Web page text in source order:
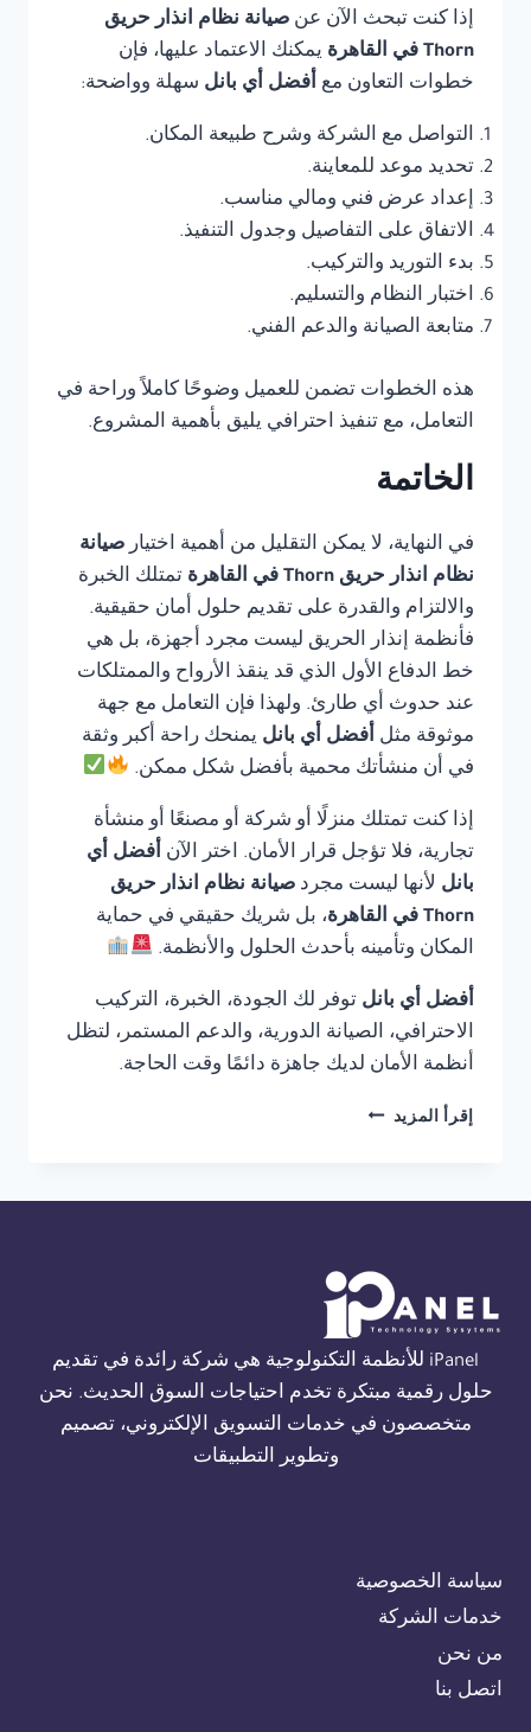
إذا كنت تبحث الآن عن صيانة نظام انذار حريق
Thorn في القاهرة
يمكنك الاعتماد عليها، فإن
خطوات التعاون مع أفضل أي بانل سهلة وواضحة:
التواصل مع الشركة وشرح طبيعة المكان.
تحديد موعد للمعاينة.
إعداد عرض فني ومالي مناسب.
الاتفاق على التفاصيل وجدول التنفيذ.
بدء التوريد والتركيب.
اختبار النظام والتسليم.
متابعة الصيانة والدعم الفني.
هذه الخطوات تضمن للعميل وضوحًا كاملاً وراحة في
التعامل، مع تنفيذ احترافي يليق بأهمية المشروع.
الخاتمة
في النهاية، لا يمكن التقليل من أهمية اختيار صيانة
نظام انذار حريق Thorn في القاهرة
تمتلك الخبرة
والالتزام والقدرة على تقديم حلول أمان حقيقية.
فأنظمة إنذار الحريق ليست مجرد أجهزة، بل هي
خط الدفاع الأول الذي قد ينقذ الأرواح والممتلكات
عند حدوث أي طارئ. ولهذا فإن التعامل مع جهة
موثوقة مثل أفضل أي بانل يمنحك راحة أكبر وثقة
في أن منشأتك محمية بأفضل شكل ممكن.
إذا كنت تمتلك منزلًا أو شركة أو مصنعًا أو منشأة
تجارية، فلا تؤجل قرار الأمان. اختر الآن أفضل أي
بانل لأنها ليست مجرد صيانة نظام انذار حريق
Thorn في القاهرة
، بل شريك حقيقي في حماية
المكان وتأمينه بأحدث الحلول والأنظمة.
أفضل أي بانل توفر لك الجودة، الخبرة، التركيب
الاحترافي، الصيانة الدورية، والدعم المستمر، لتظل
أنظمة الأمان لديك جاهزة دائمًا وقت الحاجة.
إقرأ المزيد صيانة
01554305486
iPanel للأنظمة التكنولوجية هي شركة رائدة في تقديم
حلول رقمية مبتكرة تخدم احتياجات السوق الحديث. نحن
متخصصون في خدمات التسويق الإلكتروني، تصميم
وتطوير التطبيقات
سياسة الخصوصية
خدمات الشركة
من نحن
اتصل بنا